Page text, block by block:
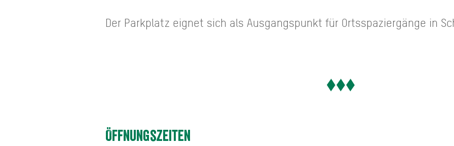
Der Parkplatz eignet sich als Ausgangspunkt für Ortsspaziergänge in
Öffnungszeiten